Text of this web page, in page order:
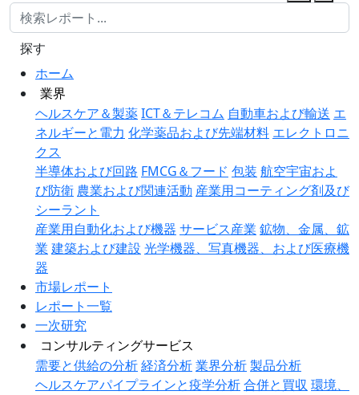
ホーム
業界
ヘルスケア＆製薬ICT＆テレコム 自動車および輸送 エ
ネルギーと電力 化学薬品および先端材料 エレクトロニ
クス
半導体および回路 FMCG＆フード 包装 航空宇宙およ
び防衛 農業および関連活動 産業用コーティング剤及び
シーラント
産業用自動化および機器 サービス産業 鉱物、金属、鉱
業 建築および建設 光学機器、写真機器、および医療機
器
市場レポート
レポート一覧
一次研究
コンサルティングサービス
需要と供給の分析経済分析業界分析製品分析
ヘルスケアパイプラインと疫学分析合併と買収 環境、
探す